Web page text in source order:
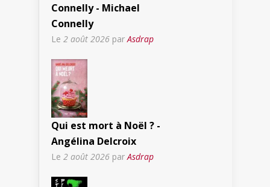
Connelly - Michael
Connelly
Le 2 août 2026 parAsdrap
Qui est mort à Noël ? -
Angélina Delcroix
Le 2 août 2026 par Asdrap